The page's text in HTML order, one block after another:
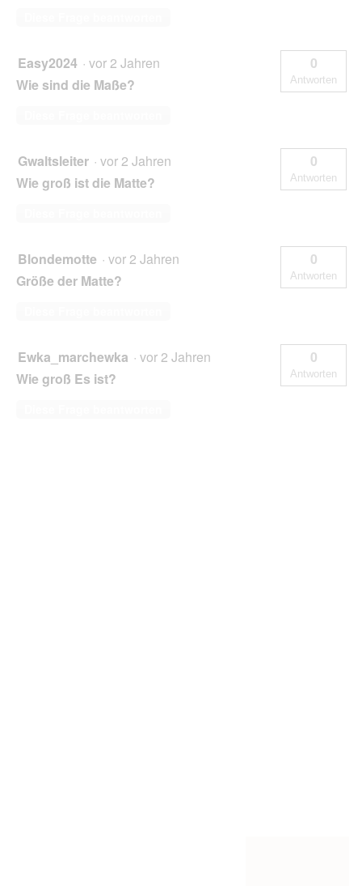
Easy2024 · vor 2 Jahren
Wie sind die Maße?
0
Antworten
Gwaltsleiter · vor 2 Jahren
Wie groß ist die Matte?
0
Antworten
Blondemotte · vor 2 Jahren
Größe der Matte?
0
Antworten
Ewka_marchewka · vor 2 Jahren
Wie groß Es ist?
0
Antworten